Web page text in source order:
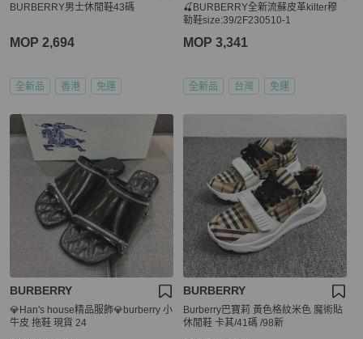
BURBERRY男士休閒鞋43碼
MOP 2,694
全新品 香港 免運
🍒BURBERRY全新流蘇皮革kilter穆
勒鞋size:39/2F230510-1
MOP 3,341
全新品 台灣 免運
BURBERRY
💎Han's house精品服飾💎burberry 小
牛皮 拖鞋 現貨 24
BURBERRY
Burberry巴寶莉 黃色格紋米色 魔術貼
休閒鞋 卡其/41碼 /98新